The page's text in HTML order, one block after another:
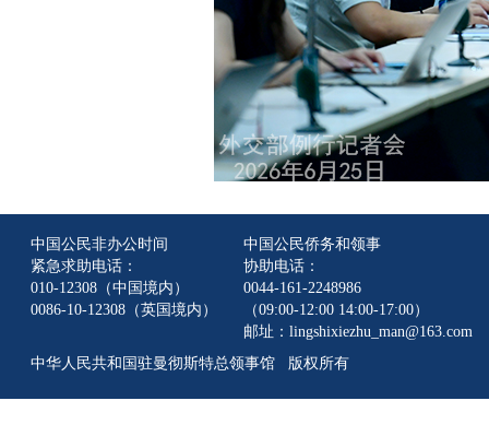
中国公民非办公时间
紧急求助电话：
010-12308（中国境内）
0086-10-12308（英国境内）
中国公民侨务和领事
协助电话：
0044-161-2248986
（09:00-12:00 14:00-17:00）
邮址：lingshixiezhu_man@163.com
中华人民共和国驻曼彻斯特总领事馆 版权所有